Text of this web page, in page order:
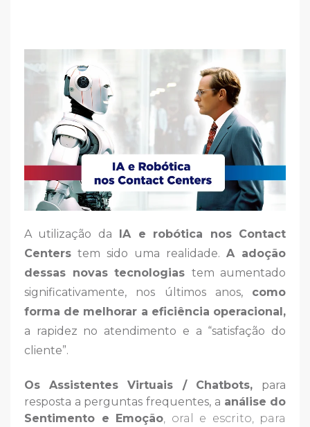
A utilização da IA e robótica nos Contact
Centers tem sido uma realidade. A adoção
dessas novas tecnologias tem aumentado
significativamente, nos últimos anos, como
forma de melhorar a eficiência operacional,
a rapidez no atendimento e a “satisfação do
cliente”.
Os Assistentes Virtuais / Chatbots, para
resposta a perguntas frequentes, a análise do
Sentimento e Emoção, oral e escrito, para